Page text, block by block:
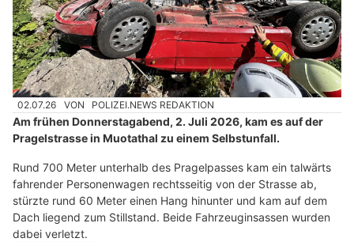
02.07.26 VON POLIZEI.NEWS REDAKTION
Am frühen Donnerstagabend, 2. Juli 2026, kam es auf der
Pragelstrasse in Muotathal zu einem Selbstunfall.
Rund 700 Meter unterhalb des Pragelpasses kam ein talwärts
fahrender Personenwagen rechtsseitig von der Strasse ab,
stürzte rund 60 Meter einen Hang hinunter und kam auf dem
Dach liegend zum Stillstand. Beide Fahrzeuginsassen wurden
dabei verletzt.